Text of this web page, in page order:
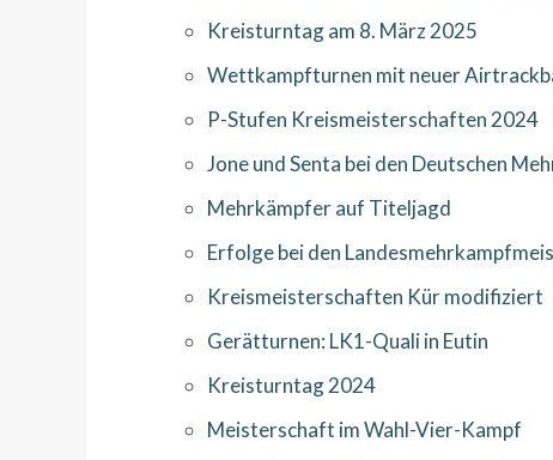
Kreisturntag am 8. März 2025
Wettkampfturnen mit neuer
P-Stufen Kreismeisterschaften 2024
Jone und Senta bei den Deutschen
Mehrkämpfer auf Titeljagd
Erfolge bei den
Kreismeisterschaften Kür modifiziert
Gerätturnen: LK1-Quali in Eutin
Kreisturntag 2024
Meisterschaft im Wahl-Vier-Kampf